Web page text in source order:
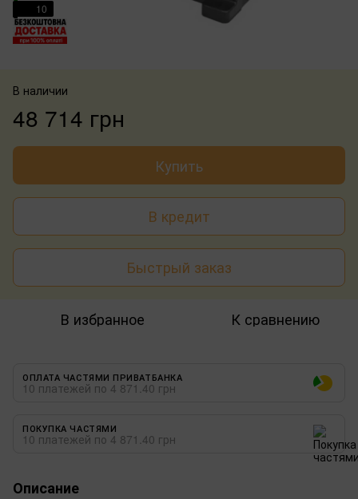
10
В наличии
48 714 грн
Купить
В кредит
Быстрый заказ
В избранное К сравнению
ОПЛАТА ЧАСТЯМИ ПРИВАТБАНКА
10 платежей по 4 871.40 грн
ПОКУПКА ЧАСТЯМИ
10 платежей по 4 871.40 грн
Описание